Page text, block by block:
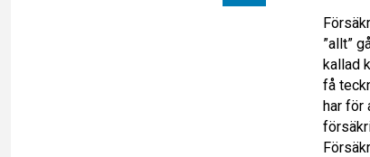
”allt”
kallad
få
har för